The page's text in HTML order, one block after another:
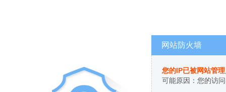
网站防火墙
您的IP已被网站管
可能原因：您的访